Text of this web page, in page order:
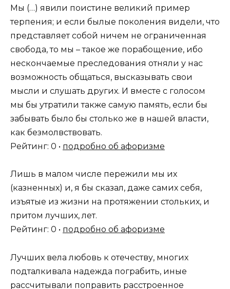
Мы (…) явили поистине великий пример
терпения; и если былые поколения видели, что
представляет собой ничем не ограниченная
свобода, то мы – такое же порабощение, ибо
нескончаемые преследования отняли у нас
возможность общаться, высказывать свои
мысли и слушать других. И вместе с голосом
мы бы утратили также самую память, если бы
забывать было бы столько же в нашей власти,
как безмолвствовать.
Рейтинг: 0 • подробно об афоризме
Лишь в малом числе пережили мы их
(казненных) и, я бы сказал, даже самих себя,
изъятые из жизни на протяжении стольких, и
притом лучших, лет.
Рейтинг: 0 • подробно об афоризме
Лучших вела любовь к отечеству, многих
подталкивала надежда пограбить, иные
рассчитывали поправить расстроенное